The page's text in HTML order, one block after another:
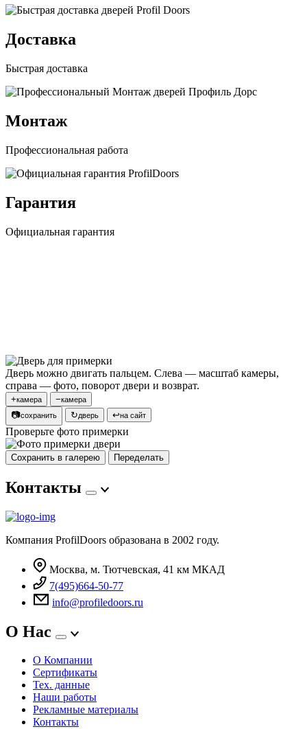
Доставка
Быстрая доставка
Монтаж
Профессиональная работа
Гарантия
Официальная гарантия
Дверь можно двигать пальцем. Слева — масштаб камеры,
справа — фото, поворот двери и возврат.
+камера −камера
📷сохранить ↻дверь ↩на сайт
Проверьте фото примерки
Сохранить в галерею Переделать
Контакты
Компания ProfilDoors образована в 2002 году.
Москва, м. Тютчевская, 41 км МКАД
7(495)664-50-77
info@profiledoors.ru
О Нас
О Компании
Сертификаты
Тех. данные
Наши работы
Рекламные материалы
Контакты